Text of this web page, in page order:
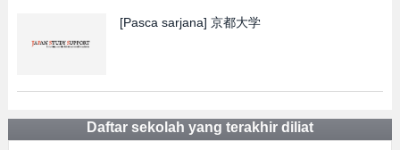
[Pasca sarjana] 京都大学
Daftar sekolah yang terakhir diliat